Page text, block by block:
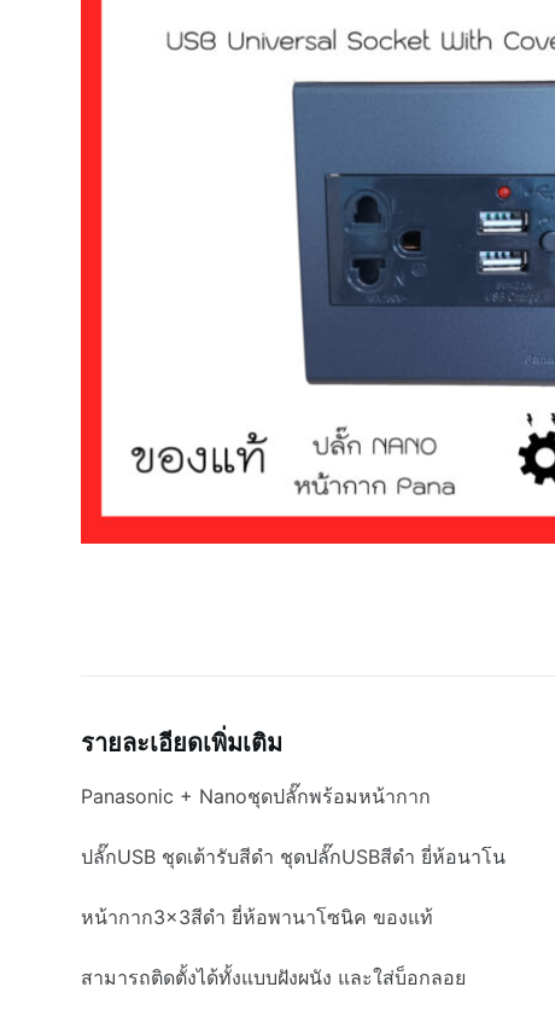
รายละเอียดเพิ่มเติม
Panasonic + Nanoชุดปลั๊กพร้อมหน้ากาก
ปลั๊กUSB ชุดเต้ารับสีดำ ชุดปลั๊กUSBสีดำ ยี่ห้อนาโน
หน้ากาก3×3สีดำ ยี่ห้อพานาโซนิค ของแท้
สามารถติดตั้งได้ทั้งแบบฝังผนัง และใส่บ็อกลอย